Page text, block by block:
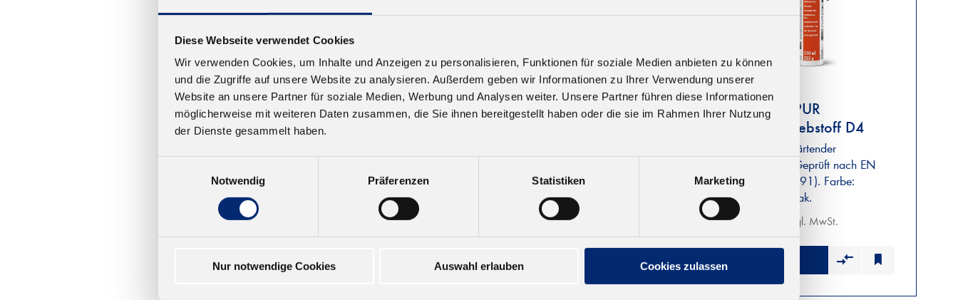
Diese Webseite verwendet Cookies
Wir verwenden Cookies, um Inhalte und Anzeigen zu personalisieren, Funktionen für soziale Medien anbieten zu können
und die Zugriffe auf unsere Website zu analysieren. Außerdem geben wir Informationen zu Ihrer Verwendung unserer
Website an unsere Partner für soziale Medien, Werbung und Analysen weiter. Unsere Partner führen diese Informationen
möglicherweise mit weiteren Daten zusammen, die Sie ihnen bereitgestellt haben oder die sie im Rahmen Ihrer Nutzung
der Dienste gesammelt haben.
Notwendig
Präferenzen Statistiken Marketing
Nur notwendige Cookies Auswahl erlauben Cookies zulassen
568.0 1K PUR
Montageklebstoff D4
Farbe: beige. Offene Zeit: ca. 5
Ab 14,26 € zzgl. MwSt.
568.1 1K PUR
Montageklebstoff D4
Farbe: beige. Offene Zeit: ca. 3
Minuten
Ab 135,96 € zzgl. MwSt.
569.0 1K PUR
Montageklebstoff D4
Feuchtigkeitshärtender
Bauklebstoff. Geprüft nach EN
14257 (Watt 91). Farbe:
transparent-opak.
Ab 12,73 € zzgl. MwSt.